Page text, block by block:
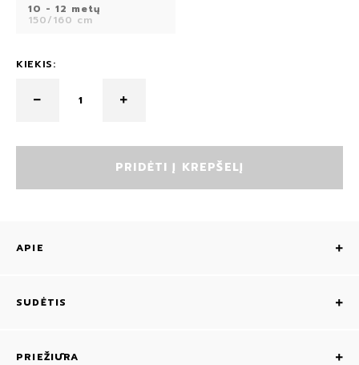
10 - 12 metų
150/160 cm
KIEKIS:
PRIDĖTI Į KREPŠELĮ
APIE
SUDĖTIS
PRIEŽIŪRA